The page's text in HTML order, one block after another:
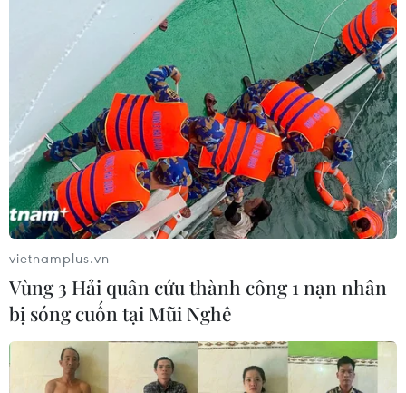
vietnamplus.vn
Vùng 3 Hải quân cứu thành công 1 nạn nhân
bị sóng cuốn tại Mũi Nghê